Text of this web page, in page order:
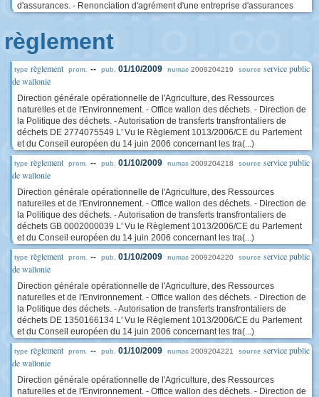
d'assurances. - Renonciation d'agrément d'une entreprise d'assurances
règlement
type règlement prom. -- pub. 01/10/2009 numac 2009204219 source service public
de wallonie
Direction générale opérationnelle de l'Agriculture, des Ressources
naturelles et de l'Environnement. - Office wallon des déchets. - Direction de
la Politique des déchets. - Autorisation de transferts transfrontaliers de
déchets DE 2774075549 L' Vu le Règlement 1013/2006/CE du Parlement
et du Conseil européen du 14 juin 2006 concernant les tra(...)
type règlement prom. -- pub. 01/10/2009 numac 2009204218 source service public
de wallonie
Direction générale opérationnelle de l'Agriculture, des Ressources
naturelles et de l'Environnement. - Office wallon des déchets. - Direction de
la Politique des déchets. - Autorisation de transferts transfrontaliers de
déchets GB 0002000039 L' Vu le Règlement 1013/2006/CE du Parlement
et du Conseil européen du 14 juin 2006 concernant les tra(...)
type règlement prom. -- pub. 01/10/2009 numac 2009204220 source service public
de wallonie
Direction générale opérationnelle de l'Agriculture, des Ressources
naturelles et de l'Environnement. - Office wallon des déchets. - Direction de
la Politique des déchets. - Autorisation de transferts transfrontaliers de
déchets DE 1350166134 L' Vu le Règlement 1013/2006/CE du Parlement
et du Conseil européen du 14 juin 2006 concernant les tra(...)
type règlement prom. -- pub. 01/10/2009 numac 2009204221 source service public
de wallonie
Direction générale opérationnelle de l'Agriculture, des Ressources
naturelles et de l'Environnement. - Office wallon des déchets. - Direction de